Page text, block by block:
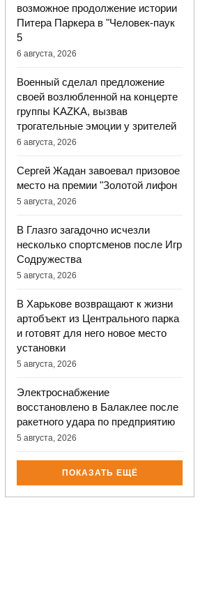
возможное продолжение истории
Питера Паркера в "Человек-паук
5
6 августа, 2026
Военный сделал предложение
своей возлюбленной на концерте
группы KAZKA, вызвав
трогательные эмоции у зрителей
6 августа, 2026
Сергей Жадан завоевал призовое
место на премии "Золотой лифон
5 августа, 2026
В Глазго загадочно исчезли
несколько спортсменов после Игр
Содружества
5 августа, 2026
В Харькове возвращают к жизни
артобъект из Центрального парка
и готовят для него новое место
установки
5 августа, 2026
Электроснабжение
восстановлено в Балаклее после
ракетного удара по предприятию
5 августа, 2026
ПОКАЗАТЬ ЕЩЁ